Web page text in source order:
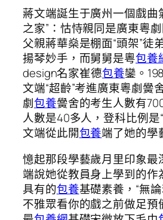
蔣文端誕生于廣州一個戲曲
之家”：怙恃親同是廣東粵
父親蔣華燊是棚面“頭架”徒
揚琴妙手，而舅舅是粵包養
design名家崔德包養鑾。
文端“超齡”考進廣東粵劇黌
劇包養黌舍的考生人數有
人數是40多人，登科比例是
文端從此開包養端了她的學
憶起那段學藝歲月里印象最
端說她從教員身上學到的作
具有的包養基礎素養，“無
不雅眾看你的戲之前做足預